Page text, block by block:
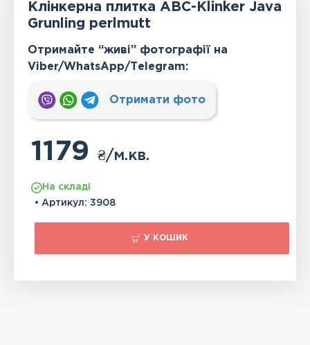
Клінкерна плитка АВС-Klinker Java
Grunling perlmutt
Отримайте “живі” фотографії на
Viber/WhatsApp/Тelegram:
Отримати фото
1179₴/м.кв.
На складі
• Артикул: 3908
У КОШИК